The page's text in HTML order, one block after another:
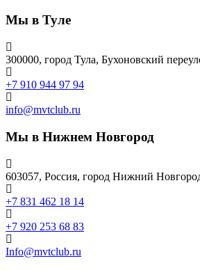
Мы в Туле
300000, город Тула, Бухоновский
+7 910 944 97 94
info@mvtclub.ru
Мы в Нижнем Новгород
603057, Россия, город Нижний
+7 831 462 18 14
+7 920 253 68 83
Info@mvtclub.ru